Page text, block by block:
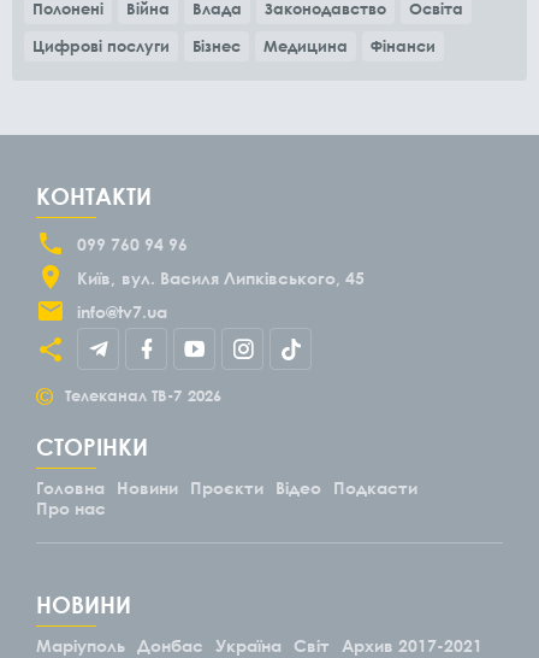
Полонені
Війна Влада Законодавство
Освіта
Цифрові послуги
Бізнес Медицина Фінанси
КОНТАКТИ
099 760 94 96
Київ
вул. Василя Липківського, 45
info@tv7.ua
© Телеканал ТВ-7 2026
СТОРІНКИ
Головна Новини Проєкти Відео
Подкасти
Про нас
НОВИНИ
Маріуполь Донбас Україна Світ Архив 2017-2021